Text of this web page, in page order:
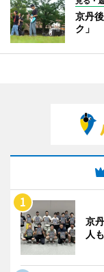
京丹
ク」
京
人